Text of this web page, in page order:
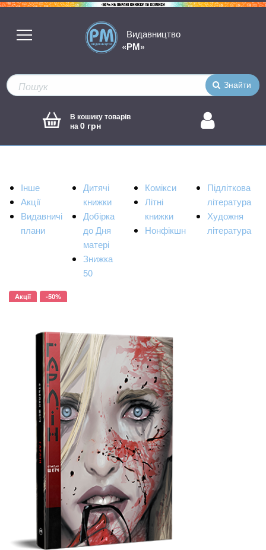
Видавництво
«РМ»
Знайти
В кошику товарів
на0 грн
Інше
Акції
Видавничі
плани
Дитячі
книжки
Добірка
до Дня
матері
Знижка
50
Комікси
Літні
книжки
Нонфікшн
Підліткова
література
Художня
література
Акції -50%